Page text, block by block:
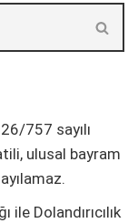
757 sayılı
ulusal bayram
ile Dolandırıcılık